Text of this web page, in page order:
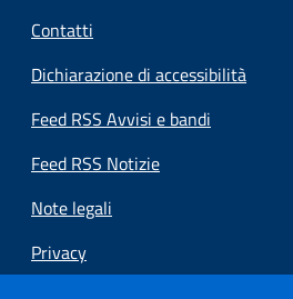
Contatti
Dichiarazione di accessibilità
Feed RSS Avvisi e bandi
Feed RSS Notizie
Note legali
Privacy